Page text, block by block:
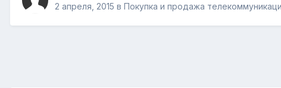
2 апреля, 2015 в Покупка и продажа